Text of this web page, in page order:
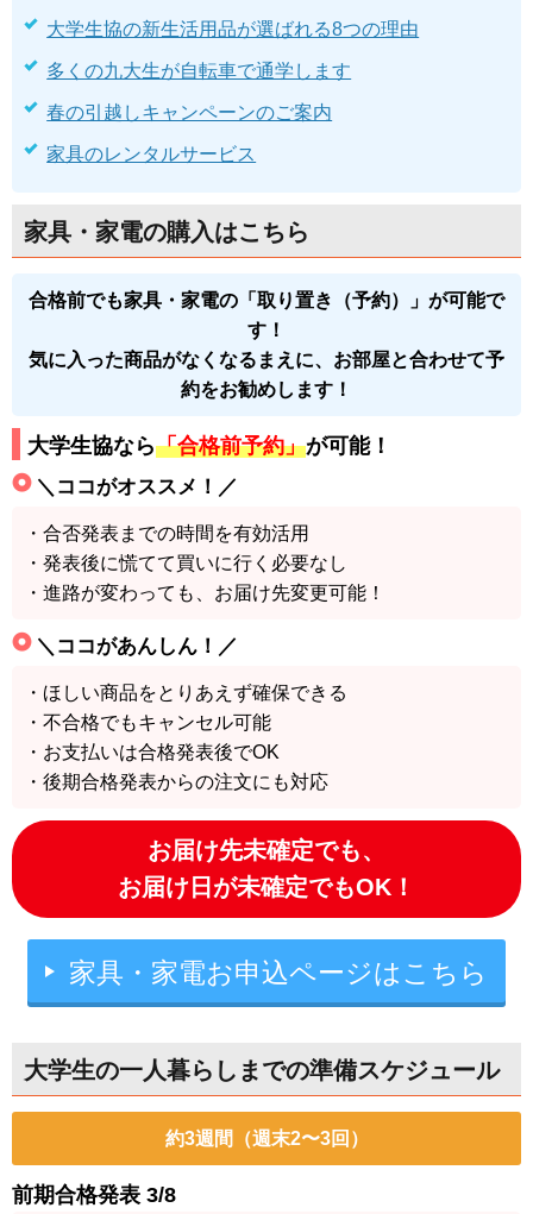
大学生協の新生活用品が選ばれる8つの理由
多くの九大生が自転車で通学します
春の引越しキャンペーンのご案内
家具のレンタルサービス
家具・家電の購入はこちら
合格前でも家具・家電の「取り置き（予約）」が可能で
す！
気に入った商品がなくなるまえに、お部屋と合わせて予
約をお勧めします！
大学生協なら「合格前予約」が可能！
＼ココがオススメ！／
・合否発表までの時間を有効活用
・発表後に慌てて買いに行く必要なし
・進路が変わっても、お届け先変更可能！
＼ココがあんしん！／
・ほしい商品をとりあえず確保できる
・不合格でもキャンセル可能
・お支払いは合格発表後でOK
・後期合格発表からの注文にも対応
お届け先未確定でも、
お届け日が未確定でもOK！
家具・家電お申込ページはこちら
大学生の一人暮らしまでの準備スケジュール
約3週間（週末2〜3回）
前期合格発表 3/8